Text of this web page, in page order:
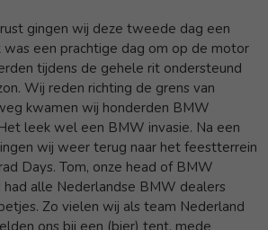
gingen wij deze tweede dag een
een prachtige dag om op de motor
tijdens de gehele rit ondersteund
Wij reden richting de grens van
kwamen wij honderden BMW
leek wel een BMW invasie. Na een
wij weer terug naar het feestterrein
Days. Tom, onze head of BMW
alle Nederlandse BMW dealers
Zo vielen wij als team Nederland
ons bij een (bier) tent, mede